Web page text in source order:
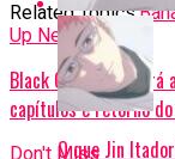
Related Topics:
Up Next
Black Clover
capítulos e retorno
Don't Miss
O que Jin